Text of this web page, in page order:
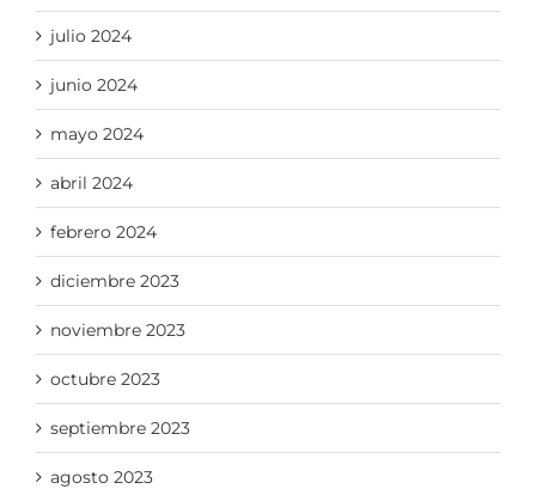
julio 2024
junio 2024
mayo 2024
abril 2024
febrero 2024
diciembre 2023
noviembre 2023
octubre 2023
septiembre 2023
agosto 2023